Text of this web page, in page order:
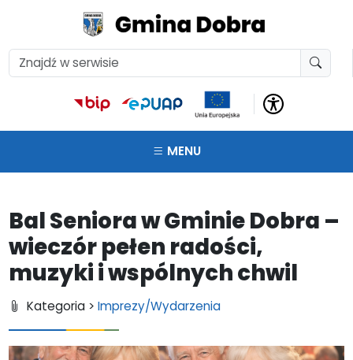
MENU
Bal Seniora w Gminie Dobra –
wieczór pełen radości,
muzyki i wspólnych chwil
Kategoria >Imprezy/Wydarzenia